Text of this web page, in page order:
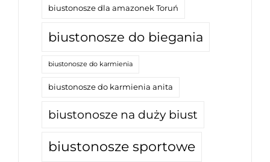
biustonosze dla amazonek Toruń
biustonosze do biegania
biustonosze do karmienia
biustonosze do karmienia anita
biustonosze na duży biust
biustonosze sportowe